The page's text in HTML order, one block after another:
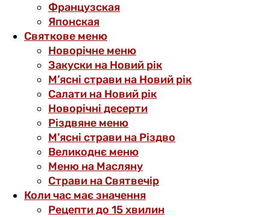
Французская
Японская
Святкове меню
Новорічне меню
Закуски на Новий рік
М’ясні страви на Новий рік
Салати на Новий рік
Новорічні десерти
Різдвяне меню
М’ясні страви на Різдво
Великоднє меню
Меню на Масляну
Страви на Святвечір
Коли час має значення
Рецепти до 15 хвилин